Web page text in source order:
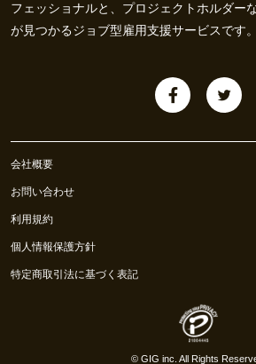
フェッショナルと、プロジェクトホルダー
が見つかるジョブ型雇用支援サービスです。
会社概要
お問い合わせ
利用規約
個人情報保護方針
特定商取引法に基づく表記
© GIG inc. All Rights